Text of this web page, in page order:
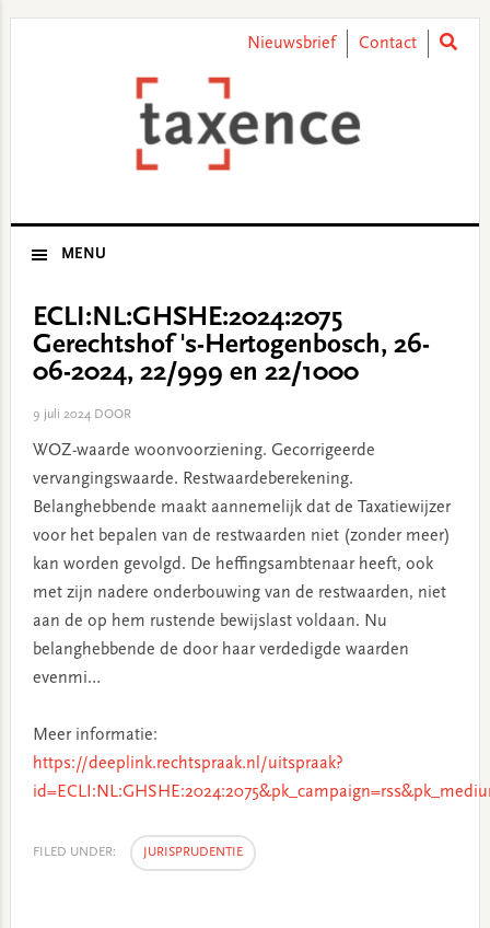
Nieuwsbrief Contact
MENU
ECLI:NL:GHSHE:2024:2075
Gerechtshof 's-Hertogenbosch, 26-
06-2024, 22/999 en 22/1000
9 juli 2024DOOR
WOZ-waarde woonvoorziening. Gecorrigeerde
vervangingswaarde. Restwaardeberekening.
Belanghebbende maakt aannemelijk dat de Taxatiewijzer
voor het bepalen van de restwaarden niet (zonder meer)
kan worden gevolgd. De heffingsambtenaar heeft, ook
met zijn nadere onderbouwing van de restwaarden, niet
aan de op hem rustende bewijslast voldaan. Nu
belanghebbende de door haar verdedigde waarden
evenmi…
Meer informatie:
https://deeplink.rechtspraak.nl/uitspraak?
FILED UNDER: JURISPRUDENTIE